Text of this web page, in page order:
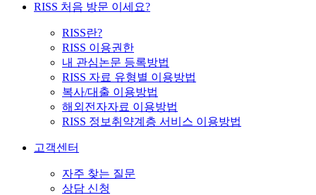
RISS 처음 방문 이세요?
RISS란?
RISS 이용권한
내 관심논문 등록방법
RISS 자료 유형별 이용방법
복사/대출 이용방법
해외전자자료 이용방법
RISS 정보취약계층 서비스 이용방법
고객센터
자주 찾는 질문
상담 신청